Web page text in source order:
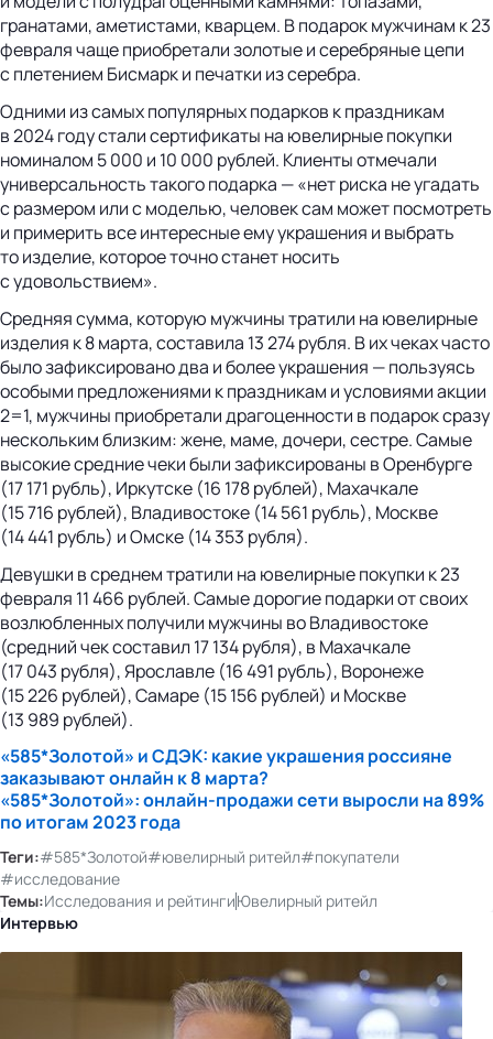
гранатами, аметистами, кварцем. В подарок мужчинам к 23
февраля чаще приобретали золотые и серебряные цепи
с плетением Бисмарк и печатки из серебра.
Одними из самых популярных подарков к праздникам
в 2024 году стали сертификаты на ювелирные покупки
номиналом 5 000 и 10 000 рублей. Клиенты отмечали
универсальность такого подарка — «нет риска не угадать
с размером или с моделью, человек сам может посмотреть
и примерить все интересные ему украшения и выбрать
то изделие, которое точно станет носить
с удовольствием».
Средняя сумма, которую мужчины тратили на ювелирные
изделия к 8 марта, составила 13 274 рубля. В их чеках часто
было зафиксировано два и более украшения — пользуясь
особыми предложениями к праздникам и условиями акции
2=1, мужчины приобретали драгоценности в подарок сразу
нескольким близким: жене, маме, дочери, сестре. Самые
высокие средние чеки были зафиксированы в Оренбурге
(17 171 рубль), Иркутске (16 178 рублей), Махачкале
(15 716 рублей), Владивостоке (14 561 рубль), Москве
(14 441 рубль) и Омске (14 353 рубля).
Девушки в среднем тратили на ювелирные покупки к 23
февраля 11 466 рублей. Самые дорогие подарки от своих
возлюбленных получили мужчины во Владивостоке
(средний чек составил 17 134 рубля), в Махачкале
(17 043 рубля), Ярославле (16 491 рубль), Воронеже
(15 226 рублей), Самаре (15 156 рублей) и Москве
(13 989 рублей).
«585*Золотой» и СДЭК: какие украшения россияне
заказывают онлайн к 8 марта?
«585*Золотой»:онлайн-продажисети выросли на 89%
по итогам 2023 года
Теги:#585*Золотой#ювелирный ритейл#покупатели
#исследование
Темы:Исследования и рейтингиЮвелирный ритейл
Интервью